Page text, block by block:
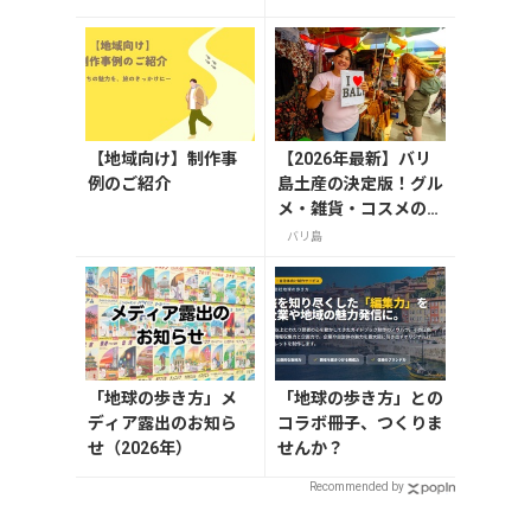
【地域向け】制作事
例のご紹介
【2026年最新】バリ
島土産の決定版！グル
メ・雑貨・コスメのお
すすめ20選
バリ島
「地球の歩き方」メ
ディア露出のお知ら
せ（2026年）
「地球の歩き方」との
コラボ冊子、つくりま
せんか？
Recommended by